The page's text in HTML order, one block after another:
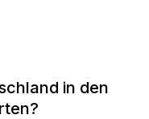
in den